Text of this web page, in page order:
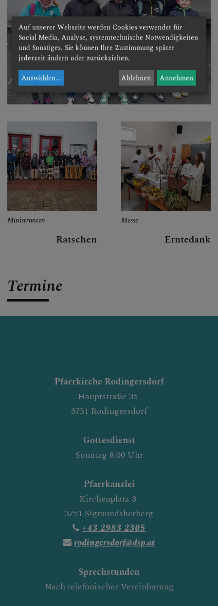
Ministranten
Ratschen
Messe
Erntedank
Termine
Pfarrkirche Rodingersdorf
Hauptstraße 35
3751 Rodingersdorf
Gottesdienst
Sonntag 8:00 Uhr
Pfarrkanzlei
Kirchenplatz 3
3751 Sigmundsherberg
+43 2983 2305
rodingersdorf@dsp.at
Sprechstunden
Nach telefonischer Vereinbarung
Auf unserer Webseite werden Cookies verwendet für
Social Media, Analyse, systemtechnische Notwendigkeiten
und Sonstiges. Sie können Ihre Zustimmung später
jederzeit ändern oder zurückziehen.
Auswählen... Ablehnen Annehmen